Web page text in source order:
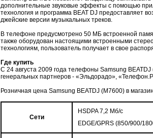
дополнительные звуковые эффекты с помощью
технология и программа BEAT DJ предоставляет
джейские версии музыкальных треков.
В телефоне предусмотрено 50 МБ встроенной
также оборудован настоящими встроенными
технологиям, пользователь получает в свое
Где купить
С 24 августа 2009 года телефоны Samsung
генеральных партнеров - «Эльдорадо»,
Розничная цена Samsung BEATDJ (M7600) в
Сети
HSDPA 7,2 Мб/с
EDGE/GPRS (850/900/